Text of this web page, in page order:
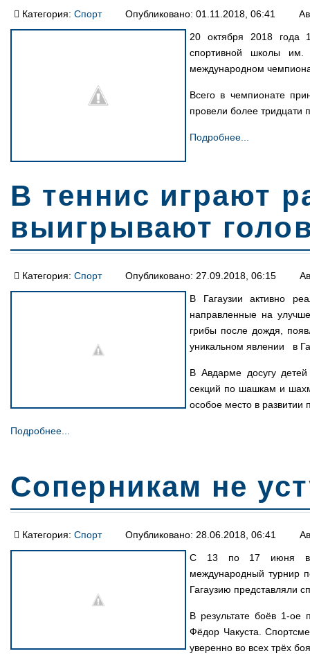
Категория: Спорт Опубликовано: 01.11.2018, 06:41
20 октября 2018 года
спортивной школы им.
международном
Всего в чемпионате
провели более тридцати
Подробнее...
В теннис играют
выигрывают
Категория: Спорт Опубликовано: 27.09.2018, 06:15
В Гагаузии активно
направленные на
грибы после дождя,
уникальном явлении в
В Авдарме досугу
секций по шашкам и
особое место в развитии
Подробнее...
Соперникам не
Категория: Спорт Опубликовано: 28.06.2018, 06:41
С 13 по 17 июня в
международный турнир
Гагаузию
В результате боёв 1-ое
Фёдор Чакуста.
уверенно во всех трёх